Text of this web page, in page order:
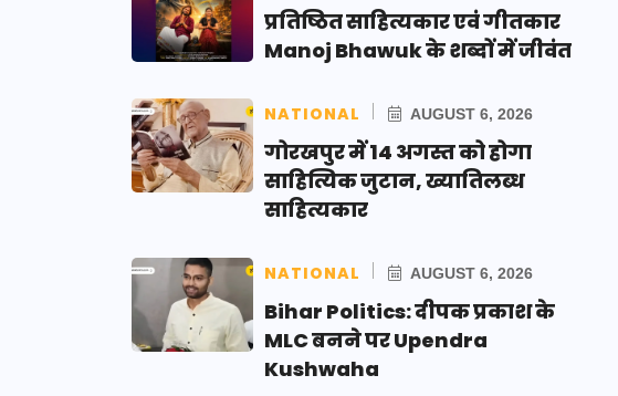
प्रतिष्ठित साहित्यकार एवं गीतकार
Manoj Bhawuk के शब्दों में जीवंत
NATIONAL AUGUST 6, 2026
गोरखपुर में 14 अगस्त को होगा
साहित्यिक जुटान, ख्यातिलब्ध
साहित्यकार
NATIONAL AUGUST 6, 2026
Bihar Politics: दीपक प्रकाश के
MLC बनने पर Upendra
Kushwaha